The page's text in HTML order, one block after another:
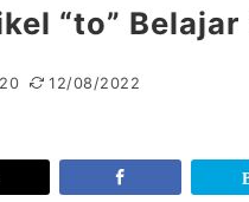
“to”
12/08/2022